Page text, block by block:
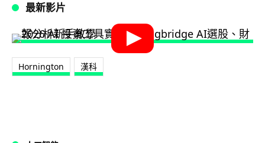
最新影片
Hornington 漢科